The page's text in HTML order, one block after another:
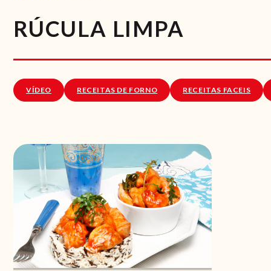
RÚCULA LIMPA
VÍDEO RECEITAS DE FORNO RECEITAS FACEIS